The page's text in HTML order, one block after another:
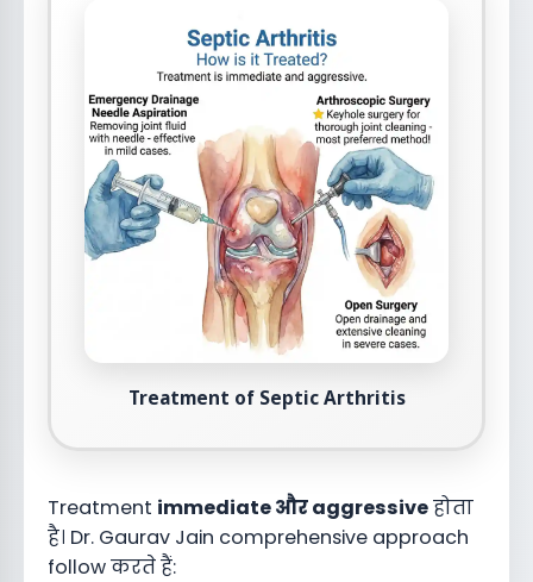
Treatment of Septic Arthritis
Treatment immediate और aggressiveहोता
है। Dr. Gaurav Jain comprehensive approach
follow करते हैं: